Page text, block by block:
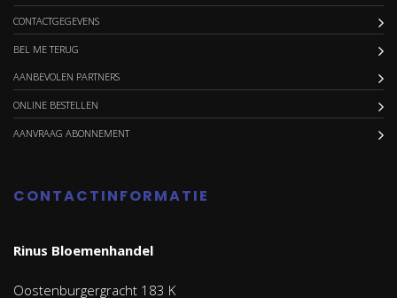
CONTACTGEGEVENS
BEL ME TERUG
AANBEVOLEN PARTNERS
ONLINE BESTELLEN
AANVRAAG ABONNEMENT
CONTACTINFORMATIE
Rinus Bloemenhandel
Oostenburgergracht 183 K